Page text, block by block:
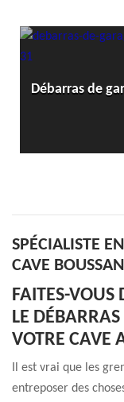
de garage 31
SPÉCIALISTE
CAVE
FAITES-VOUS
LE
VOTRE CAVE
Il est vrai que les
entreposer des